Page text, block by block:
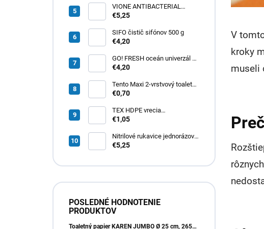
VIONE ANTIBACTERIAL
tekuté mydlo 5L
€5,25
SIFO čistič sifónov 500 g
€4,20
GO! FRESH oceán univerzál na
podlahy a povrchy 5 L
€4,20
Tento Maxi 2-vrstvový toaletný
papier 1 ks
€0,70
TEX HDPE vrecia
transparentné
€1,05
Nitrilové rukavice jednorázové
MERCATOR nitrylex -
€5,25
POSLEDNÉ HODNOTENIE
PRODUKTOV
Toaletný papier KAREN JUMBO Ø 25 cm, 265m, 2vrst. (6ks)
V
kroky
museli